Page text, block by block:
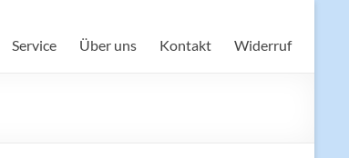
Service Über uns Kontakt Widerruf